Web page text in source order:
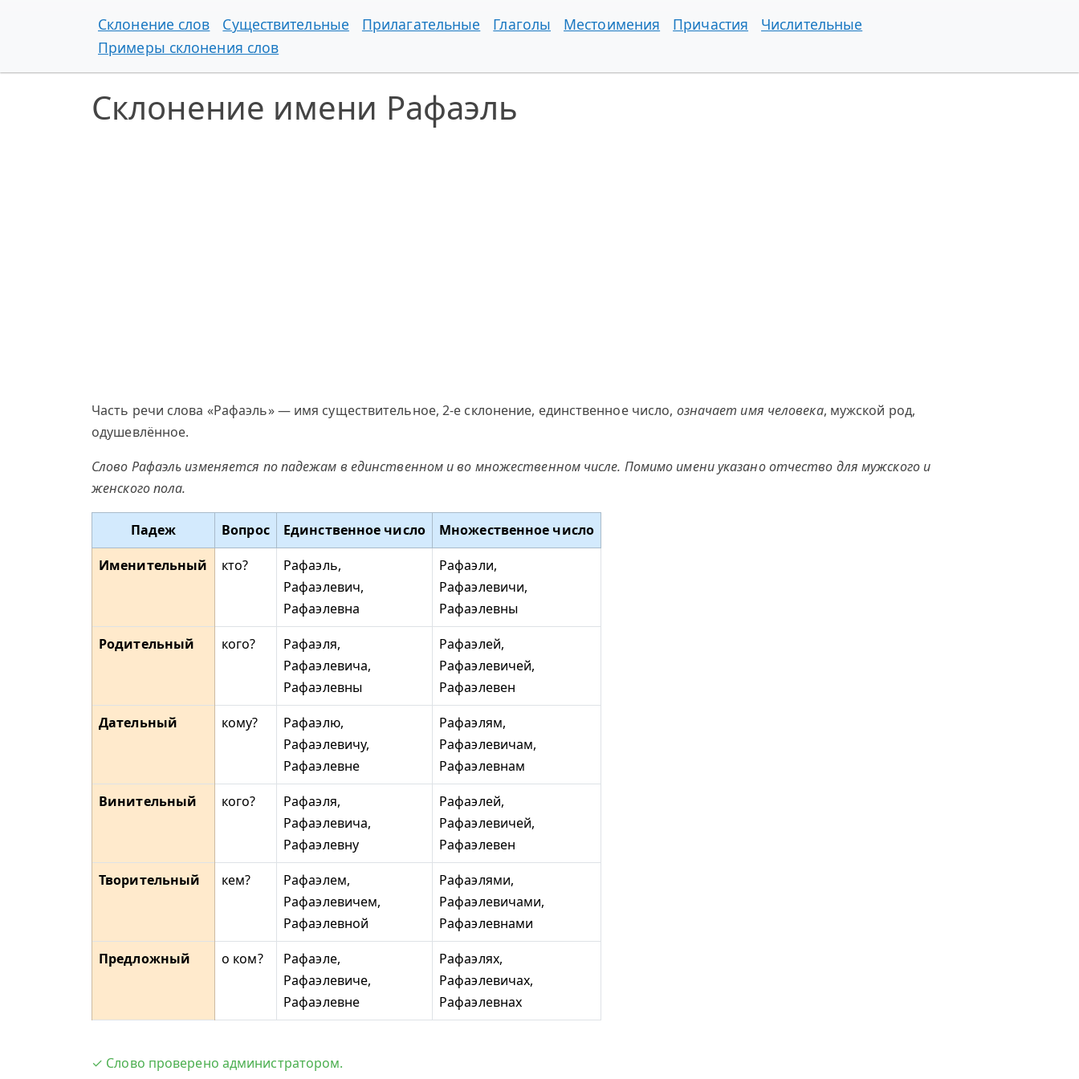
Склонение слов Существительные Прилагательные Глаголы Местоимения Причастия
Числительные
Примеры склонения слов
Склонение имени Рафаэль
Часть речи слова «Рафаэль» — имя существительное, 2-е склонение, единственное число, означает имя человека, мужской род,
одушевлённое.
Слово Рафаэль изменяется по падежам в единственном и во множественном числе. Помимо имени указано отчество для мужского и
женского пола.
Падеж Вопрос Единственное число
Множественное число
Именительный
кто?
Рафаэль,
Рафаэлевич,
Рафаэлевна
Рафаэли,
Рафаэлевичи,
Рафаэлевны
Родительный
кого?
Рафаэля,
Рафаэлевича,
Рафаэлевны
Рафаэлей,
Рафаэлевичей,
Рафаэлевен
Дательный
кому?
Рафаэлю,
Рафаэлевичу,
Рафаэлевне
Рафаэлям,
Рафаэлевичам,
Рафаэлевнам
Винительный
кого?
Рафаэля,
Рафаэлевича,
Рафаэлевну
Рафаэлей,
Рафаэлевичей,
Рафаэлевен
Творительный
кем?
Рафаэлем,
Рафаэлевичем,
Рафаэлевной
Рафаэлями,
Рафаэлевичами,
Рафаэлевнами
Предложный
о ком?
Рафаэле,
Рафаэлевиче,
Рафаэлевне
Рафаэлях,
Рафаэлевичах,
Рафаэлевнах
✓ Слово проверено администратором.